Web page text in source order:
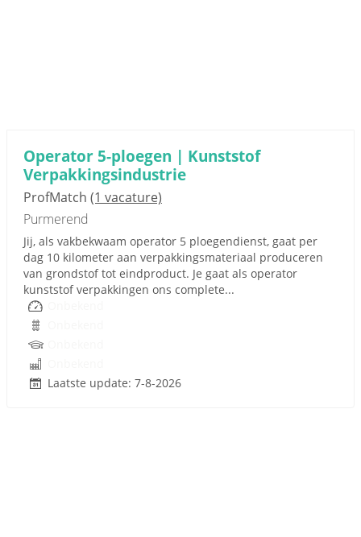
Operator 5-ploegen | Kunststof
Verpakkingsindustrie
ProfMatch (1 vacature)
Purmerend
Jij, als vakbekwaam operator 5 ploegendienst, gaat per
dag 10 kilometer aan verpakkingsmateriaal produceren
van grondstof tot eindproduct. Je gaat als operator
kunststof verpakkingen ons complete...
Laatste update: 7-8-2026